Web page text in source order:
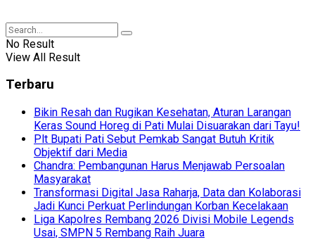
No Result
View All Result
Terbaru
Bikin Resah dan Rugikan Kesehatan, Aturan Larangan
Keras Sound Horeg di Pati Mulai Disuarakan dari Tayu!
Plt Bupati Pati Sebut Pemkab Sangat Butuh Kritik
Objektif dari Media
Chandra: Pembangunan Harus Menjawab Persoalan
Masyarakat
Transformasi Digital Jasa Raharja, Data dan Kolaborasi
Jadi Kunci Perkuat Perlindungan Korban Kecelakaan
Liga Kapolres Rembang 2026 Divisi Mobile Legends
Usai, SMPN 5 Rembang Raih Juara